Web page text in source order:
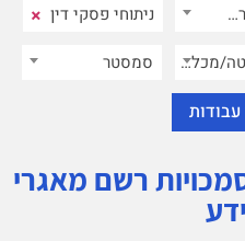
סמכויות רשם מאגרי המידע ×
אוניברסיטה/מכללה סמסטר
רשם מאגרי